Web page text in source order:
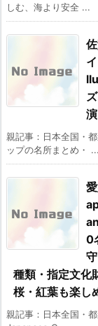
しむ、海より安全 ...
親記事：日本全国・
ップの名所まとめ・ ...
0
種類・指定文化
桜・紅葉も楽し
親記事：日本全国・